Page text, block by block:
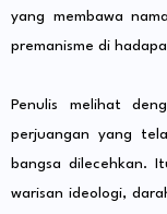
yang membawa
premanisme di
Penulis melihat
perjuangan yang
bangsa dilecehkan.
warisan ideologi,